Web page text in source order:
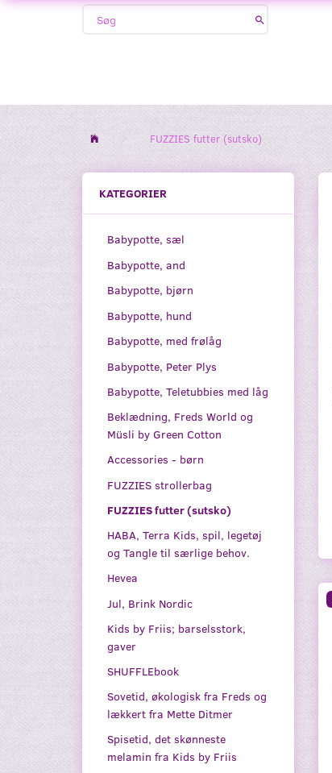
FUZZIES futter (sutsko)
KATEGORIER
Babypotte, sæl
Babypotte, and
Babypotte, bjørn
Babypotte, hund
Babypotte, med frølåg
Babypotte, Peter Plys
Babypotte, Teletubbies med låg
Beklædning, Freds World og
Müsli by Green Cotton
Accessories - børn
FUZZIES strollerbag
FUZZIES futter (sutsko)
HABA, Terra Kids, spil, legetøj
og Tangle til særlige behov.
Hevea
Jul, Brink Nordic
Kids by Friis; barselsstork,
gaver
SHUFFLEbook
Sovetid, økologisk fra Freds og
lækkert fra Mette Ditmer
Spisetid, det skønneste
melamin fra Kids by Friis